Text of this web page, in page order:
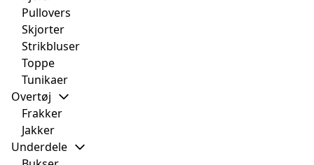
Pullovers
Skjorter
Strikbluser
Toppe
Tunikaer
Overtøj
Frakker
Jakker
Underdele